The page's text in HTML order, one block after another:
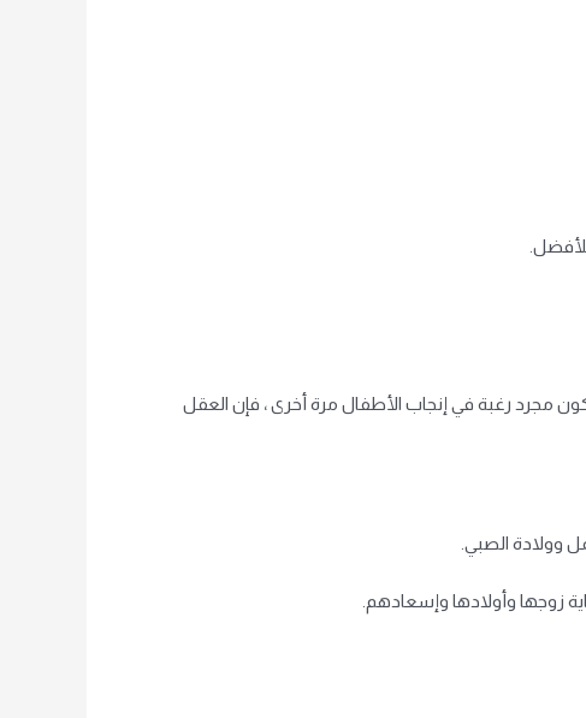
مجرد رغبة في إنجاب الأطفال مرة أخرى ، فإن العقل
وولادة الصبي.
زوجها وأولادها وإسعادهم.